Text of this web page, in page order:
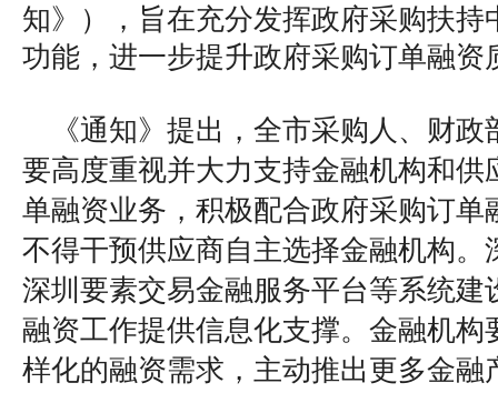
知》），旨在充分发挥政府采购扶持
功能，进一步提升政府采购订单融资
《通知》提出，全市采购人、财
要高度重视并大力支持金融机构和供
单融资业务，积极配合政府采购订单
不得干预供应商自主选择金融机构。
深圳要素交易金融服务平台等系统建
融资工作提供信息化支撑。金融机构
样化的融资需求，主动推出更多金融